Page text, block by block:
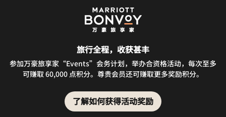
旅行全程，收获甚丰
参加万豪旅享家“Events”会务计划，举办合资格活动，每次至多
可赚取 60,000 点积分。尊贵会员还可赚取更多奖励积分。
了解如何获得活动奖励